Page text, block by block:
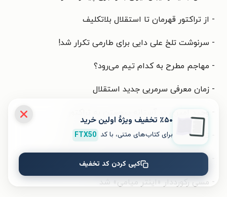
- از تراکتور قهرمان تا استقلال بلاتکلیف
- سرنوشت تلخ علی دایی برای طارمی تکرار شد!
- مهاجم مطرح به کدام تیم می‌رود؟
- زمان معرفی سرمربی جدید استقلال
- وحید امیری در آستانه پیوستن به تراکتور
- ترکیه‌ای‌ها سرمربی پرسپولیس را می‌خواهند
- اختلاف یک میلیون دلاری استقلال با باشگاه روس
- مسی رکورددار «اینتر میامی» شد
٪۵۰ تخفیف ویژۀ اولین خرید
برای کتاب‌های متنی، با کد FTX50
کپی کردن کد تخفیف